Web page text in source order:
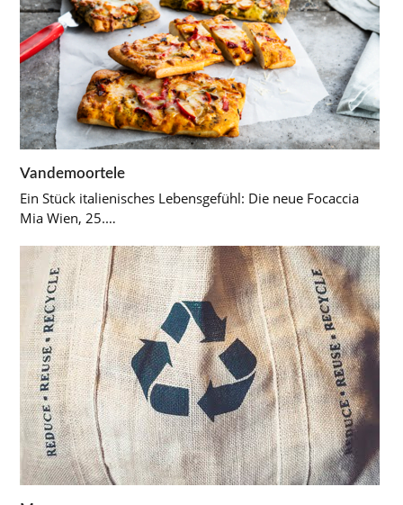
Vandemoortele
Ein Stück italienisches Lebensgefühl: Die neue Focaccia
Mia Wien, 25.…